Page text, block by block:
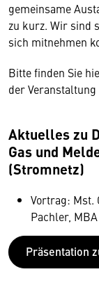
gemeinsame
zu kurz. Wir sind
sich mitnehmen
Bitte finden Sie
der
Aktuelles zu
Gas und
(Stromnetz)
Vortrag: Mst.
Pachler,
Präsentation